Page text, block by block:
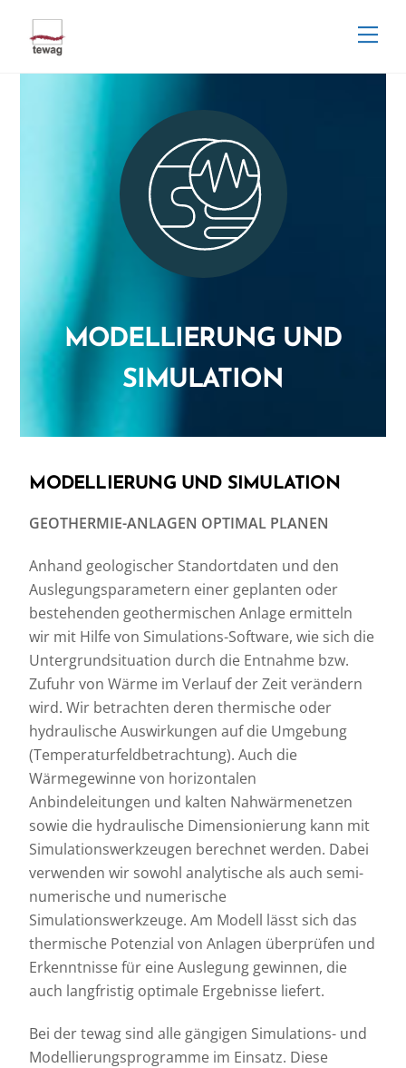
content
MODELLIERUNG UND
SIMULATION
MODELLIERUNG UND SIMULATION
GEOTHERMIE-ANLAGEN OPTIMAL PLANEN
Anhand geologischer Standortdaten und den
Auslegungsparametern einer geplanten oder
bestehenden geothermischen Anlage ermitteln
wir mit Hilfe von Simulations-Software, wie sich die
Untergrundsituation durch die Entnahme bzw.
Zufuhr von Wärme im Verlauf der Zeit verändern
wird. Wir betrachten deren thermische oder
hydraulische Auswirkungen auf die Umgebung
(Temperaturfeldbetrachtung). Auch die
Wärmegewinne von horizontalen
Anbindeleitungen und kalten Nahwärmenetzen
sowie die hydraulische Dimensionierung kann mit
Simulationswerkzeugen berechnet werden. Dabei
verwenden wir sowohl analytische als auch semi-
numerische und numerische
Simulationswerkzeuge. Am Modell lässt sich das
thermische Potenzial von Anlagen überprüfen und
Erkenntnisse für eine Auslegung gewinnen, die
auch langfristig optimale Ergebnisse liefert.
Bei der tewag sind alle gängigen Simulations- und
Modellierungsprogramme im Einsatz. Diese